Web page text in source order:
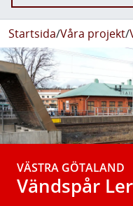
Startsida/Våra projekt/
VÄSTRA GÖTALAND
Vändspår